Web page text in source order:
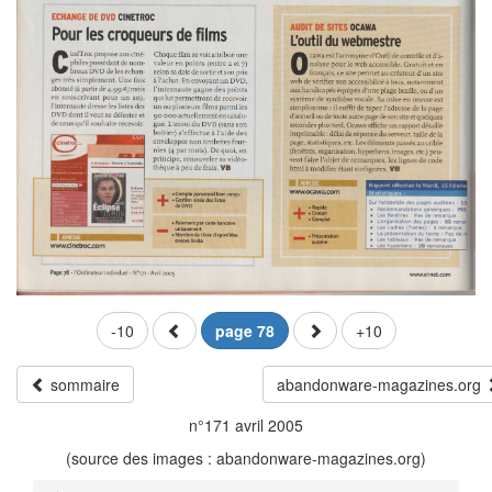
-10 page 78 +10
sommaire
abandonware-magazines.org
n°171 avril 2005
(source des images : abandonware-magazines.org)